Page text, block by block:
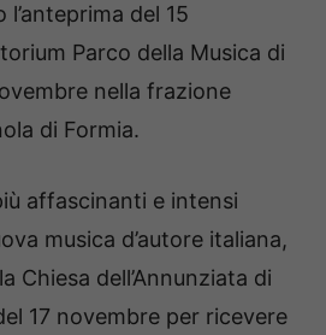
del 15
Parco della Musica di
nella frazione
di Formia.
affascinanti e intensi
musica d’autore italiana,
Chiesa dell’Annunziata di
17 novembre per ricevere